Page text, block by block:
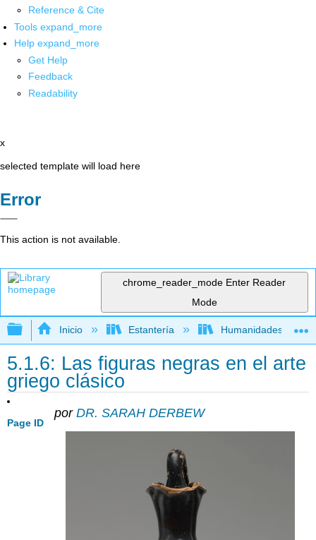
Reference & Cite
Tools expand_more
Help expand_more
Get Help
Feedback
Readability
x
selected template will load here
Error
This action is not available.
chrome_reader_mode Enter Reader
Mode
Expandir/contraer jerarquía global
Inicio Estantería Humanidades
5.1.6: Las figuras negras en el arte
griego clásico
Page ID
por DR. SARAH DERBEW